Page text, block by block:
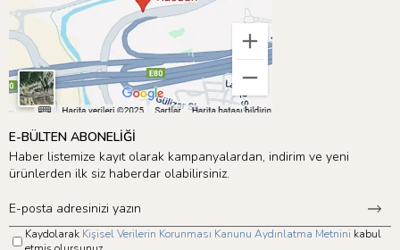
E-BÜLTEN ABONELİĞİ
Haber listemize kayıt olarak kampanyalardan, indirim ve yeni
ürünlerden ilk siz haberdar olabilirsiniz.
Kaydolarak Kişisel Verilerin Korunması Kanunu Aydınlatma Metnini kabul